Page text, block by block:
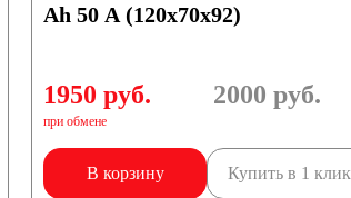
Ah 50 A (120x70x92)
1950 руб.
при обмене
2000 руб.
В корзину Купить в 1 клик